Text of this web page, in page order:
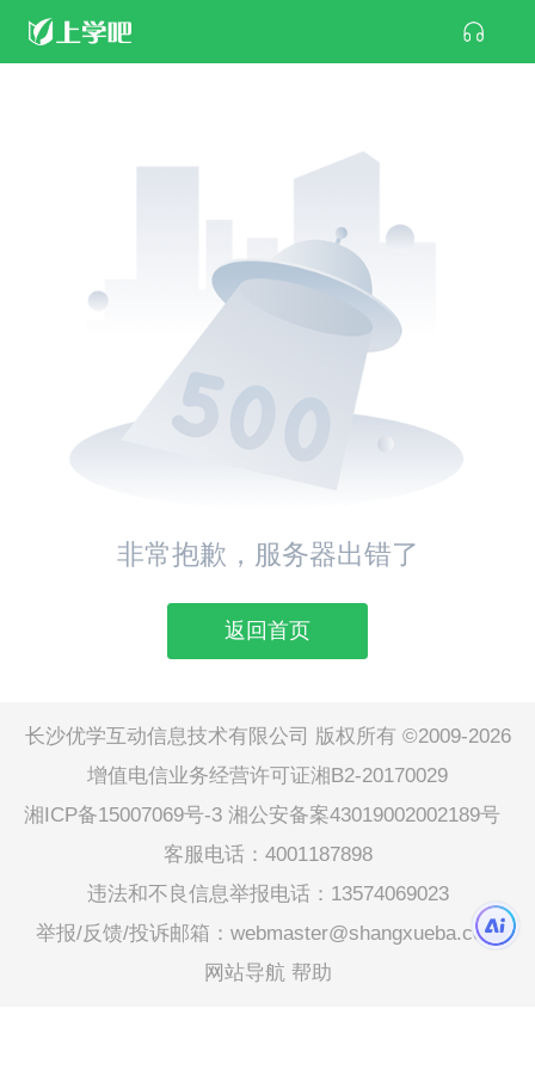
非常抱歉，服务器出错了
返回首页
长沙优学互动信息技术有限公司 版权所有 ©2009-2026
增值电信业务经营许可证湘B2-20170029
湘ICP备15007069号-3 湘公安备案43019002002189号
客服电话：4001187898
违法和不良信息举报电话：13574069023
举报/反馈/投诉邮箱：webmaster@shangxueba.com
网站导航 帮助